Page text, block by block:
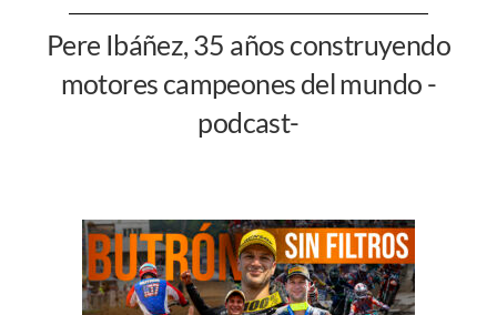
Pere Ibáñez, 35 años construyendo
motores campeones del mundo -
podcast-